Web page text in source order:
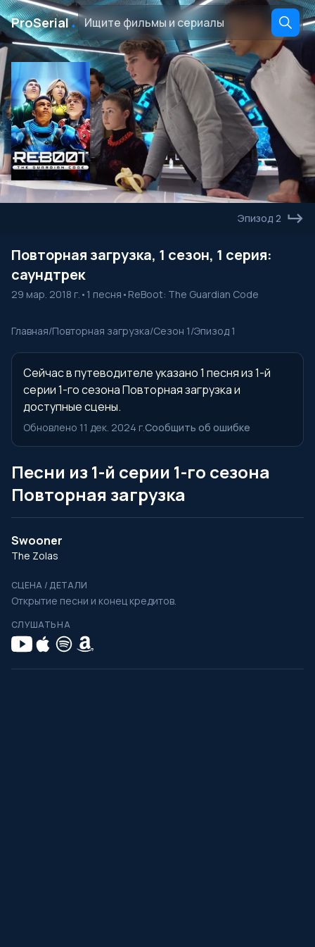
ProSerial․
Эпизод 2
Повторная загрузка, 1 сезон, 1 серия:
саундтрек
29 мар. 2018 г. • 1 песня • ReBoot: The Guardian Code
Главная/Повторная загрузка/Сезон 1/Эпизод 1
Сейчас в путеводителе указано 1 песня из 1-й
серии 1-го сезона Повторная загрузка и
доступные сцены.
Обновлено 11 дек. 2024 г.Сообщить об ошибке
Песни из 1-й серии 1-го сезона
Повторная загрузка
Swooner
The Zolas
СЦЕНА / ДЕТАЛИ
Открытие песни и конец кредитов.
СЛУШАТЬ НА